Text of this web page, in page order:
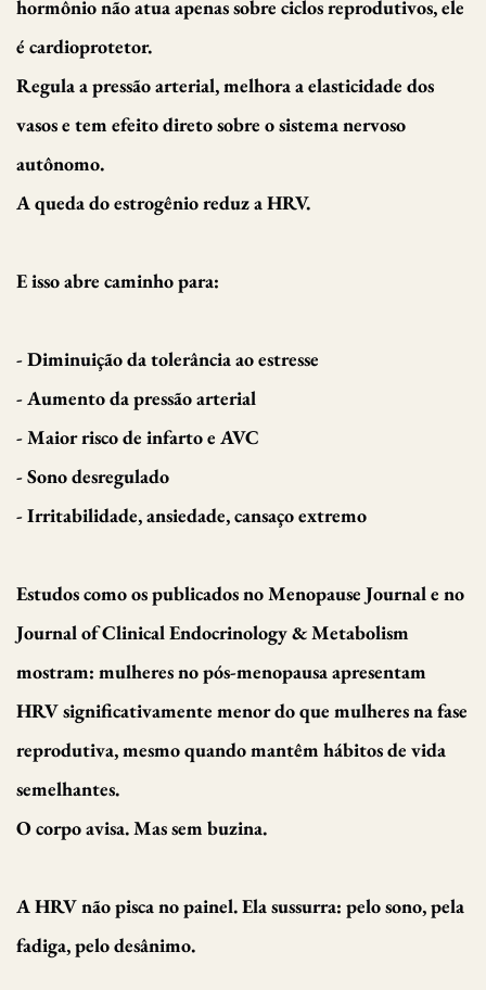
hormônio não atua apenas sobre ciclos reprodutivos, ele
é cardioprotetor.
Regula a pressão arterial, melhora a elasticidade dos
vasos e tem efeito direto sobre o sistema nervoso
autônomo.
A queda do estrogênio reduz a HRV.
E isso abre caminho para:
- Diminuição da tolerância ao estresse
- Aumento da pressão arterial
- Maior risco de infarto e AVC
- Sono desregulado
- Irritabilidade, ansiedade, cansaço extremo
Estudos como os publicados no Menopause Journal e no
Journal of Clinical Endocrinology & Metabolism
mostram: mulheres no pós-menopausa apresentam
HRV significativamente menor do que mulheres na fase
reprodutiva, mesmo quando mantêm hábitos de vida
semelhantes.
O corpo avisa. Mas sem buzina.
A HRV não pisca no painel. Ela sussurra: pelo sono, pela
fadiga, pelo desânimo.